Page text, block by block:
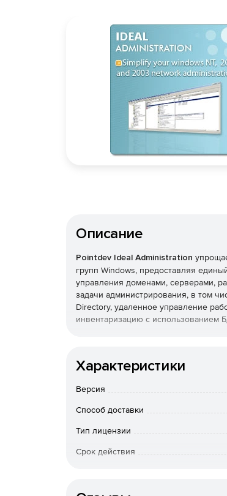
Описание
Pointdev Ideal Administration
групп Windows, предоставляя
управления доменами, серверами,
задачи администрирования, в том
Directory, удаленное управление
инвентаризацию с использованием
Полнофункциональное
Удаленное управление
Удаленное управление через
Характеристики
Версия
Способ доставки
Тип лицензии
Срок действия